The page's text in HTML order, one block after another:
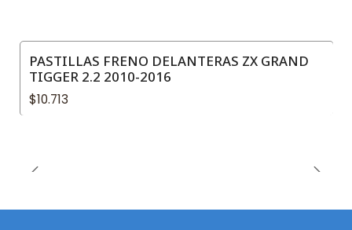
PASTILLAS FRENO DELANTERAS ZX GRAND
TIGGER 2.2 2010-2016
$10.713